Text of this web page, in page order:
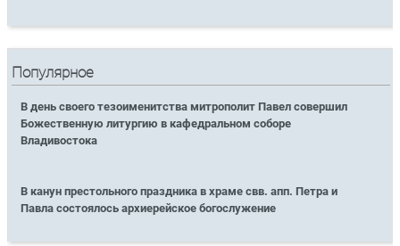
Популярное
В день своего тезоименитства митрополит Павел совершил
Божественную литургию в кафедральном соборе
Владивостока
В канун престольного праздника в храме свв. апп. Петра и
Павла состоялось архиерейское богослужение